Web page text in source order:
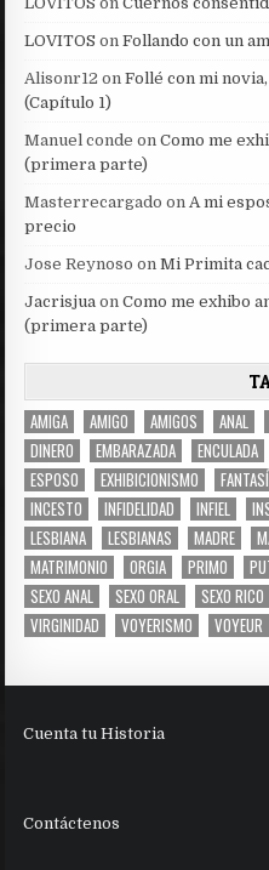
LOVITOS onFollando con un
Alisonr12 onFollé con mi
(Capítulo 1)
Manuel conde onComo me
(primera parte)
Masterrecargado on A mi
precio
Jose Reynoso onMi Primita
Jacrisjua onComo me exhibo
(primera parte)
AMIGA AMIGO AMIGOS ANAL
DINERO
EMBARAZADA ENCULADA
ESPOSO
EXHIBICIONISMO
INCESTO
INFIDELIDAD INFIEL
LESBIANA
LESBIANAS MADRE
MATRIMONIO
ORGIA PRIMO
SEXO ANAL
SEXO ORAL SEXO RICO
VIRGINIDAD
VOYERISMO VOYEUR
Cuenta tu Historia
Contáctenos